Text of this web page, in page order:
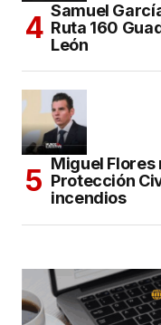
Samuel
Ruta 160
León
Miguel
Protección
incendios